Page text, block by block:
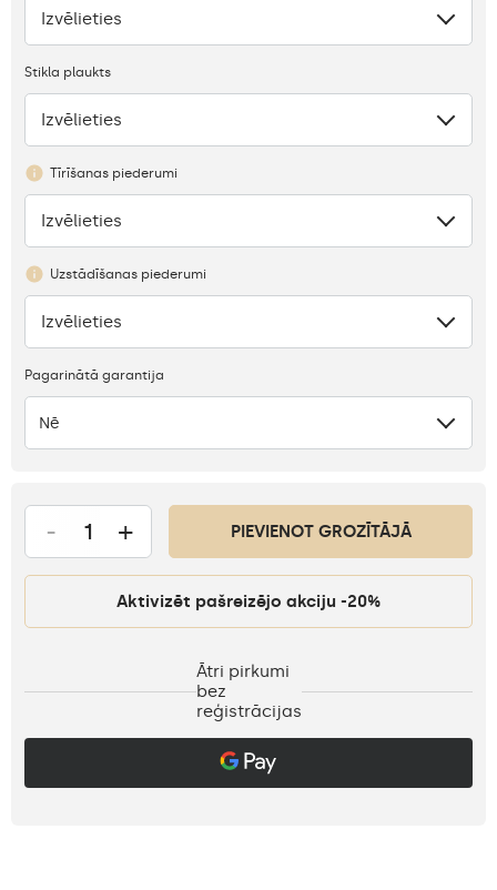
Nav
Izvēlieties
Stikla plaukts
Trūkums
Izvēlieties
Tīrīšanas piederumi
Nav
Izvēlieties
Uzstādīšanas piederumi
Nav
Izvēlieties
Pagarinātā garantija
Nē
- + PIEVIENOT GROZĪTĀJĀ
Aktivizēt pašreizējo akciju -20%
Ātri pirkumi
bez
reģistrācijas